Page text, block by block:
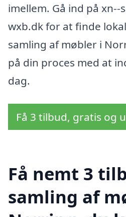
imellem. Gå ind på
wxb.dk for at finde
samling af møbler i
på din proces med at
dag.
Få 3 tilbud, gratis og
Få nemt 3
samling af